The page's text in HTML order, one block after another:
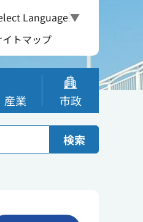
Language▼
イトマップ
産業 市政
検索